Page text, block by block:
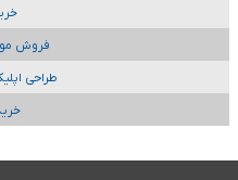
فروش
طراحی